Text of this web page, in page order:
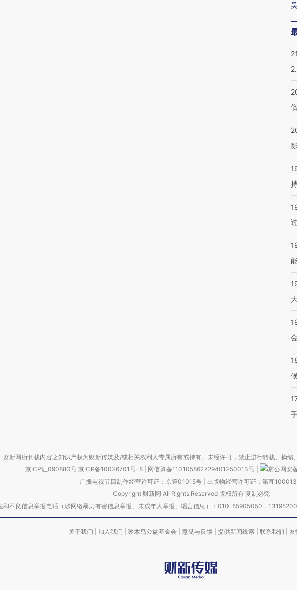
财新网所刊载内容之知识产权为财新传媒及/或相关权利人专属所有或持有。未经许可，禁止进行转载、摘编
京ICP证090880号 京ICP备10026701号-8 网信算备110105862729401250013号
京公网安
广播电视节目制作经营许可证：京第01015号| 出版物经营许可证：第直
Copyright 财新网 All Rights Reserved 版权所有 复制必究
和不良信息举报电话（涉网络暴力有害信息举报、未成年人举报、谣言信息）：010-85905050
关于我们 加入我们 啄木鸟公益基金会 意见与反馈 提供新闻线索 联系我们 友